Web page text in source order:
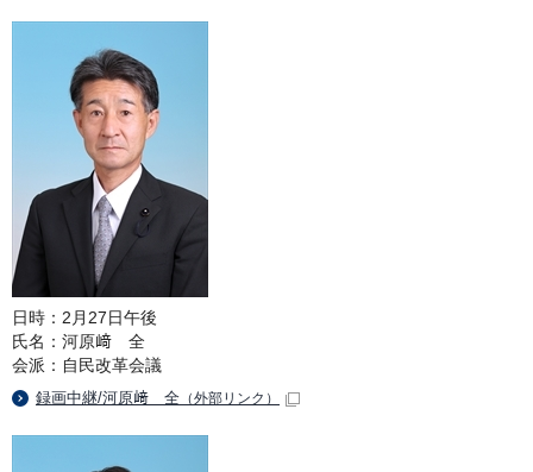
日時：2月27日午後
氏名：河原﨑 全
会派：自民改革会議
録画中継/河原﨑 全 （外部リンク）